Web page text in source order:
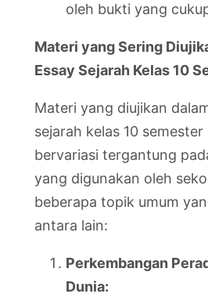
oleh bukti yang
Materi yang Sering
Essay Sejarah Kelas 10
Materi yang diujikan
sejarah kelas 10
bervariasi tergantung
yang digunakan oleh
beberapa topik umum
antara lain:
Perkembangan
Dunia: